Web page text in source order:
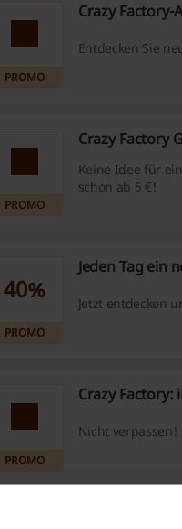
PROMO
Crazy
Entdecken Sie
PROMO
Crazy Factory
Keine Idee für
schon ab 5 €!
40%
PROMO
Jeden Tag ein
Jetzt entdecken
PROMO
Crazy Factory:
Nicht verpassen!